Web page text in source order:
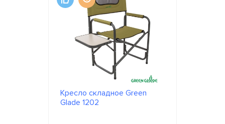
Кресло складное Green
Glade 1202